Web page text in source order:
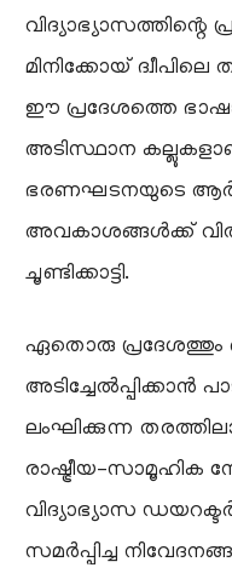
മിനിക്കോയ്
ഈ പ്രദേശത്തെ
അടിസ്ഥാന
ഭരണഘടനയുടെ
അവകാശങ്ങൾക്ക്
ചൂണ്ടിക്കാട്ടി.
ഏതൊരു പ്രദേശത്തും
അടിച്ചേൽപ്പിക്കാൻ
ലംഘിക്കുന്ന
രാഷ്ട്രീയ-സാമൂഹിക
വിദ്യാഭ്യാസ
സമർപ്പിച്ച